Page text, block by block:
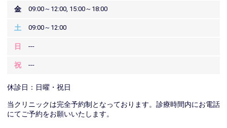
金 09:00～12:00, 15:00～18:00
土 09:00～12:00
日 ---
祝 ---
休診日：日曜・祝日
当クリニックは完全予約制となっております。診療時間内にお電話
にてご予約をお願いいたします。